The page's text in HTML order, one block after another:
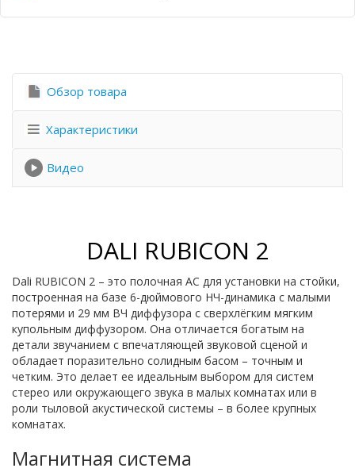
Обзор товара
Характеристики
Видео
DALI RUBICON 2
Dali RUBICON 2 – это полочная АС для установки на стойки,
построенная на базе 6-дюймового НЧ-динамика с малыми
потерями и 29 мм ВЧ диффузора с сверхлёгким мягким
купольным диффузором. Она отличается богатым на
детали звучанием с впечатляющей звуковой сценой и
обладает поразительно солидным басом – точным и
четким. Это делает ее идеальным выбором для систем
стерео или окружающего звука в малых комнатах или в
роли тыловой акустической системы – в более крупных
комнатах.
Магнитная система